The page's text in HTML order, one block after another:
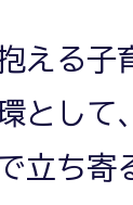
える子
として
立ち寄